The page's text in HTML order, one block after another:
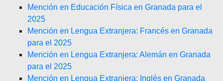
Mención en Educación Física en Granada para el
2025
Mención en Lengua Extranjera: Francés en Granada
para el 2025
Mención en Lengua Extranjera: Alemán en Granada
para el 2025
Mención en Lengua Extranjera: Inglés en Granada